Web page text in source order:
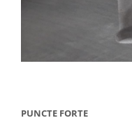
PUNCTE FORTE